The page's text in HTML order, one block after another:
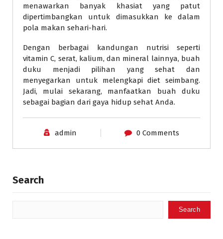
menawarkan banyak khasiat yang patut
dipertimbangkan untuk dimasukkan ke dalam
pola makan sehari-hari.
Dengan berbagai kandungan nutrisi seperti
vitamin C, serat, kalium, dan mineral lainnya, buah
duku menjadi pilihan yang sehat dan
menyegarkan untuk melengkapi diet seimbang.
Jadi, mulai sekarang, manfaatkan buah duku
sebagai bagian dari gaya hidup sehat Anda.
admin 0 Comments
Search
Search